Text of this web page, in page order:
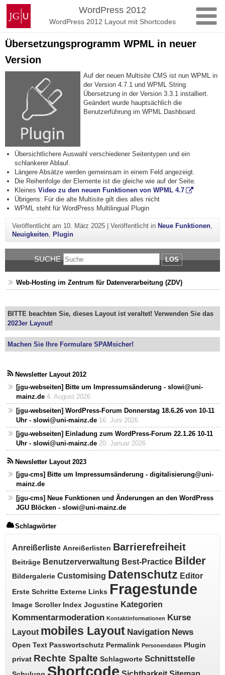
Zum
Inhalt
springen
Johannes
Gutenberg-
Universität
Mainz
WordPress 2012
WordPress 2012 Layout mit Shortcodes
Übersetzungsprogramm WPML in neuer
Version
Auf der neuen Multisite CMS ist nun WPML in
der Version 4.7.1 und WPML String
Übersetzung in der Version 3.3.1 installiert.
Geändert wurde hauptsächlich die
Benutzerführung im WPML Dashboard.
Übersichtlichere Auswahl verschiedener Seitentypen und ein
schlankerer Ablauf.
Längere Absätze werden gemeinsam in einem Feld angezeigt.
Die Reihenfolge der Elemente ist die gleiche wie auf der Seite.
KleinesVideo zu den neuen Funktionen von WPML 4.7
Übrigens: Für die alte Multisite gilt dies alles nicht
WPML steht für WordPress Multilingual Plugin
Veröffentlicht am 10. März 2025| Veröffentlicht in Neue Funktionen,
Neuigkeiten, Plugin
SUCHE LOS
Web-Hosting im Zentrum für Datenverarbeitung (ZDV)
BITTE beachten Sie, dieses Layout ist veraltet! Verwenden Sie das
2023er Layout!
Machen Sie Ihre Formulare SPAMsicher!
Newsletter Layout 2012
[jgu-webseiten] Bitte um Impressumsänderung - slowi@uni-
mainz.de 4. August 2026
[jgu-webseiten] WordPress-Forum Donnerstag 18.6.26 von 10-11
Uhr - slowi@uni-mainz.de 16. Juni 2026
[jgu-webseiten] Einladung zum WordPress-Forum 22.1.26 10-11
Uhr - slowi@uni-mainz.de 20. Januar 2026
Newsletter Layout 2023
[jgu-cms] Bitte um Impressumsänderung - digitalisierung@uni-
mainz.de
[jgu-cms] Neue Funktionen und Änderungen an den WordPress
JGU Blöcken - slowi@uni-mainz.de
Schlagwörter
Anreißerliste Anreißerlisten Barrierefreiheit
Beiträge Benutzerverwaltung Best-Practice Bilder
Bildergalerie Customising Datenschutz Editor
Erste Schritte Externe Links Fragestunde
Image Scroller Index Jogustine Kategorien
Kommentarmoderation Kontaktinformationen Kurse
Layout mobiles Layout Navigation News
Open Text Passwortschutz Permalink Personendaten
Plugin
privat Rechte Spalte Schlagworte Schnittstelle
Shortcode